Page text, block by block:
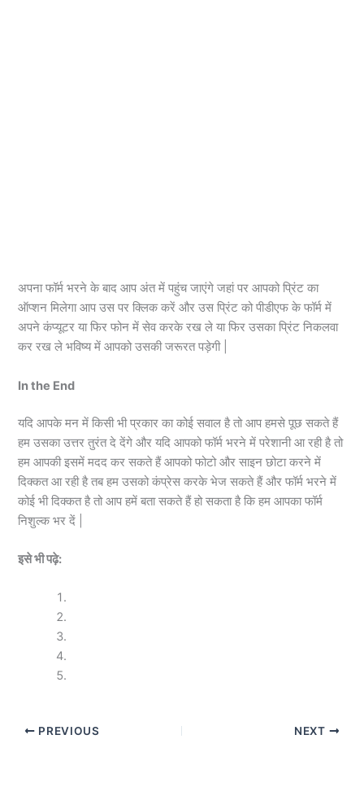
अपना फॉर्म भरने के बाद आप अंत में पहुंच जाएंगे जहां पर आपको प्रिंट का
ऑप्शन मिलेगा आप उस पर क्लिक करें और उस प्रिंट को पीडीएफ के फॉर्म में
अपने कंप्यूटर या फिर फोन में सेव करके रख ले या फिर उसका प्रिंट निकलवा
कर रख ले भविष्य में आपको उसकी जरूरत पड़ेगी |
In the End
यदि आपके मन में किसी भी प्रकार का कोई सवाल है तो आप हमसे पूछ सकते हैं
हम उसका उत्तर तुरंत दे देंगे और यदि आपको फॉर्म भरने में परेशानी आ रही है तो
हम आपकी इसमें मदद कर सकते हैं आपको फोटो और साइन छोटा करने में
दिक्कत आ रही है तब हम उसको कंप्रेस करके भेज सकते हैं और फॉर्म भरने में
कोई भी दिक्कत है तो आप हमें बता सकते हैं हो सकता है कि हम आपका फॉर्म
निशुल्क भर दें |
इसे भी पढ़े:
PREVIOUS NEXT